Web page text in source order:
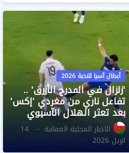
أبطال آسيا للنخبة 2026
​'زلزال في المدرج الأزرق' ..
تفاعل ناري من مغردي 'إكس'
بعد تعثر الهلال الآسيوي
الاخبار المحلية العمانية
14
ابريل 2026